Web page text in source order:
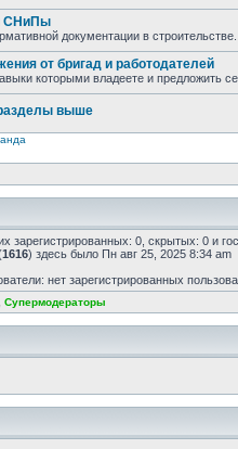
СНиПы
документации в строительстве.
от бригад и работодателей
которыми владеете и предложить
выше
зарегистрированных: 0, скрытых: 0 и
1616) здесь было Пн авг 25, 2025 8:34 am
нет зарегистрированных
Супермодераторы